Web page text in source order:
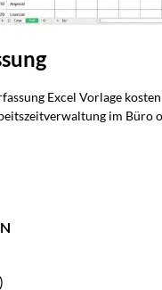
Excel Vorlage
im Büro